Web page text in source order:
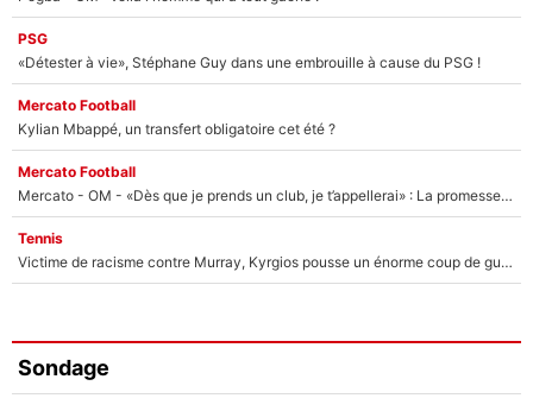
PSG
«Détester à vie», Stéphane Guy dans une embrouille à cause du PSG !
Mercato Football
Kylian Mbappé, un transfert obligatoire cet été ?
Mercato Football
Mercato - OM - «Dès que je prends un club, je t’appellerai» : La promesse de Marcelino au moment de claquer la porte
Tennis
Victime de racisme contre Murray, Kyrgios pousse un énorme coup de gueule !
Sondage